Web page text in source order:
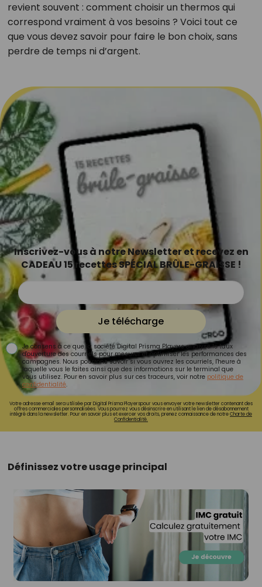
revient souvent : comment choisir un thermos qui
correspond vraiment à vos besoins ? Voici tout ce
que vous devez savoir pour faire le bon choix, sans
perdre de temps ni d’argent.
Inscrivez-vous à notre Newsletter et recevez en
CADEAU 15 recettes SPÉCIAL BRÛLE-GRAISSE !
Je télécharge
Je consens à ce que la société Digital Prisma Players analyse le taux
d'ouverture des courriels pour mesurer et optimiser les performances des
campagnes. Nous pourrons savoir si vous ouvrez les courriels, l'heure à
laquelle vous le faites ainsi que des informations sur le terminal que
vous utilisez. Pour en savoir plus sur ces traceurs, voir notre politique de
confidentialité.
Votre adresse email sera utilisée par Digital Prisma Playerspour vous envoyer votre newsletter contenant des
offres commerciales personnalisées. Vous pourrez vous désinscrire en utilisant le lien de désabonnement
intégré dans la newsletter. Pour en savoir plus et exercer vos droits, prenez connaissance de notreCharte de
Confidentialité.
Définissez votre usage principal